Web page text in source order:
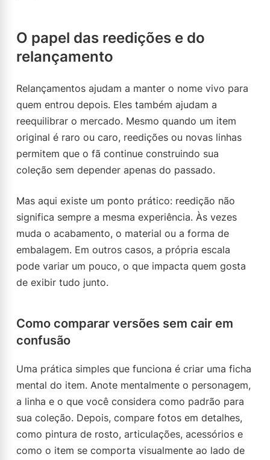
O papel das reedições e do
relançamento
Relançamentos ajudam a manter o nome vivo para
quem entrou depois. Eles também ajudam a
reequilibrar o mercado. Mesmo quando um item
original é raro ou caro, reedições ou novas linhas
permitem que o fã continue construindo sua
coleção sem depender apenas do passado.
Mas aqui existe um ponto prático: reedição não
significa sempre a mesma experiência. Às vezes
muda o acabamento, o material ou a forma de
embalagem. Em outros casos, a própria escala
pode variar um pouco, o que impacta quem gosta
de exibir tudo junto.
Como comparar versões sem cair em
confusão
Uma prática simples que funciona é criar uma ficha
mental do item. Anote mentalmente o personagem,
a linha e o que você considera como padrão para
sua coleção. Depois, compare fotos em detalhes,
como pintura de rosto, articulações, acessórios e
como o item se comporta visualmente ao lado de